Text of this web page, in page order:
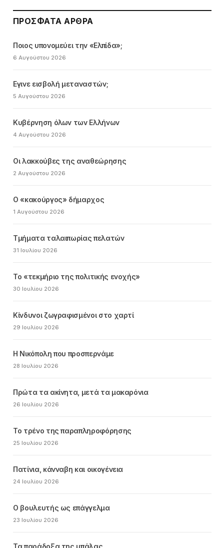
ΠΡΌΣΦΑΤΑ ΆΡΘΡΑ
Ποιος υπονομεύει την «Ελπίδα»;
6 Αυγούστου 2026
Εγινε εισβολή μεταναστών;
5 Αυγούστου 2026
Κυβέρνηση όλων των Ελλήνων
4 Αυγούστου 2026
Οι λακκούβες της αναθεώρησης
2 Αυγούστου 2026
Ο «κακούργος» δήμαρχος
1 Αυγούστου 2026
Τμήματα ταλαιπωρίας πελατών
31 Ιουλίου 2026
Το «τεκμήριο της πολιτικής ενοχής»
30 Ιουλίου 2026
Κίνδυνοι ζωγραφισμένοι στο χαρτί
29 Ιουλίου 2026
Η Νικόπολη που προσπερνάμε
28 Ιουλίου 2026
Πρώτα τα ακίνητα, μετά τα μακαρόνια
26 Ιουλίου 2026
Το τρένο της παραπληροφόρησης
25 Ιουλίου 2026
Πατίνια, κάνναβη και οικογένεια
24 Ιουλίου 2026
Ο βουλευτής ως επάγγελμα
23 Ιουλίου 2026
Τα παράδοξα της μπάλας